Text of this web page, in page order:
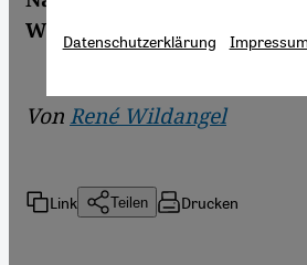
Wildangel
Von René Wildangel
Link Teilen Drucken
Datenschutzerklärung